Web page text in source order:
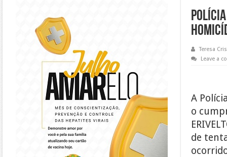
Teresa
Leave a
A
o
de